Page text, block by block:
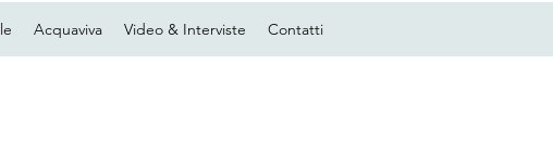
Acquaviva Video & Interviste Contatti